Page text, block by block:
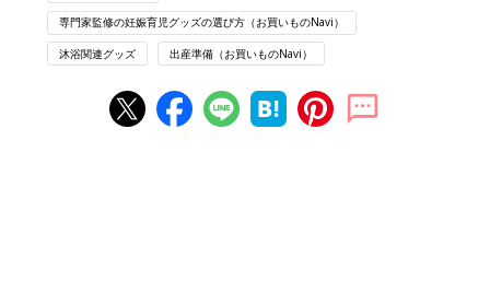
専門家監修の妊娠育児グッズの選び方（お買いものNavi）
沐浴関連グッズ 出産準備（お買いものNavi）